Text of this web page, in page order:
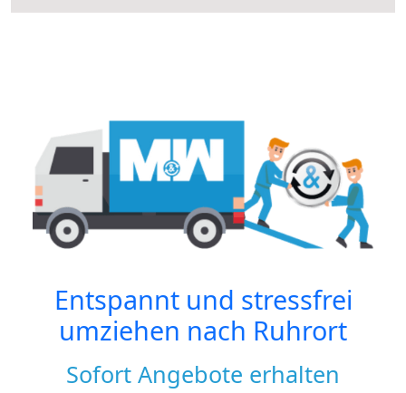
Entspannt und stressfrei
umziehen nach Ruhrort
Sofort Angebote erhalten